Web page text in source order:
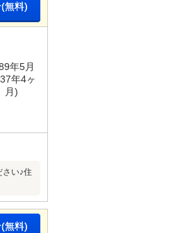
無料)
年5月
年4ヶ
月)
さい♪住
無料)